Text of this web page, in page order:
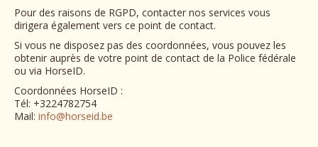
Pour des raisons de RGPD, contacter nos services vous
dirigera également vers ce point de contact.
Si vous ne disposez pas des coordonnées, vous pouvez les
obtenir auprès de votre point de contact de la Police fédérale
ou via HorseID.
Coordonnées HorseID :
Tél: +3224782754
Mail: info@horseid.be